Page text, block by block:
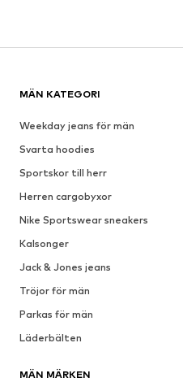
MÄN KATEGORI
Weekday jeans för män
Svarta hoodies
Sportskor till herr
Herren cargobyxor
Nike Sportswear sneakers
Kalsonger
Jack & Jones jeans
Tröjor för män
Parkas för män
Läderbälten
MÄN MÄRKEN